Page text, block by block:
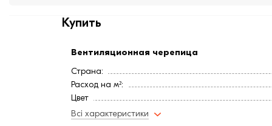
Купить
Вентиляционная черепица
Страна:
Расход на м²:
Цвет
Покрытие
Всі характеристики